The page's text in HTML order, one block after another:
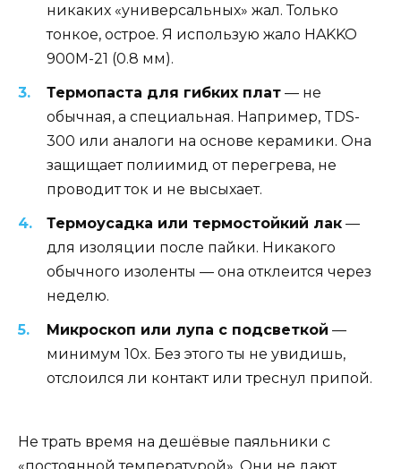
никаких «универсальных» жал. Только
тонкое, острое. Я использую жало HAKKO
900M-21 (0.8 мм).
Термопаста для гибких плат — не
обычная, а специальная. Например, TDS-
300 или аналоги на основе керамики. Она
защищает полиимид от перегрева, не
проводит ток и не высыхает.
Термоусадка или термостойкий лак —
для изоляции после пайки. Никакого
обычного изоленты — она отклеится через
неделю.
Микроскоп или лупа с подсветкой —
минимум 10x. Без этого ты не увидишь,
отслоился ли контакт или треснул припой.
Не трать время на дешёвые паяльники с
«постоянной температурой». Они не дают